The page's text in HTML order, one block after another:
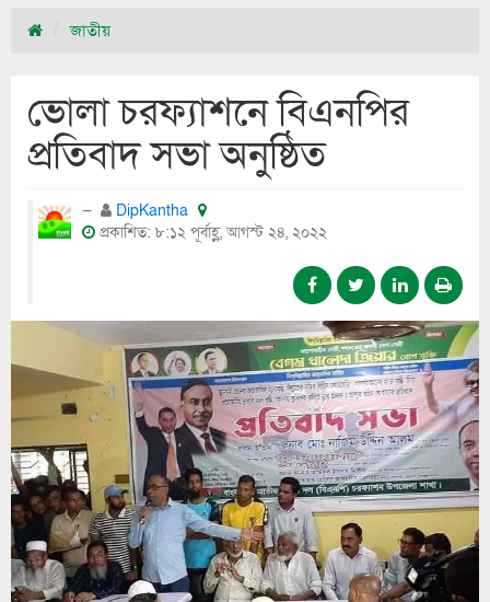
জাতীয়
ভোলা চরফ্যাশনে বিএনপির
প্রতিবাদ সভা অনুষ্ঠিত
DipKantha
প্রকাশিত: ৮:১২ পূর্বাহ্ণ, আগস্ট ২৪, ২০২২